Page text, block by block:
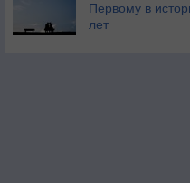
Первому в
лет